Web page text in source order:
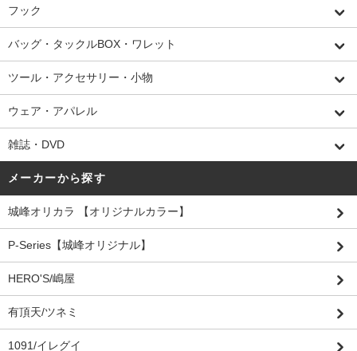
フック
バッグ・タックルBOX・ワレット
ツール・アクセサリー・小物
ウェア・アパレル
雑誌・DVD
メーカーから探す
城峰オリカラ 【オリジナルカラー】
P-Series【城峰オリジナル】
HERO'S/嶋屋
有頂天/ツネミ
1091/イレグイ